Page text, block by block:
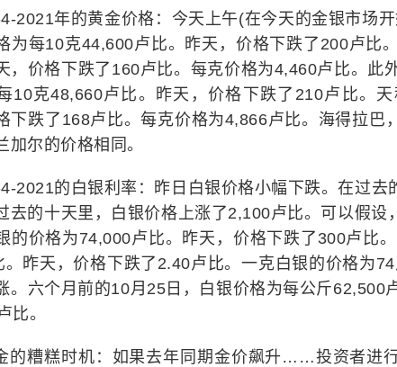
2021年的黄金价格：今天上午(在今天的金银市场
为每10克44,600卢比。昨天，价格下跌了200卢比
，价格下跌了160卢比。每克价格为4,460卢比。此
10克48,660卢比。昨天，价格下跌了210卢比。
下跌了168卢比。每克价格为4,866卢比。海得拉巴
加尔的价格相同。
2021的白银利率：昨日白银价格小幅下跌。在过
去的十天里，白银价格上涨了2,100卢比。可以假
的价格为74,000卢比。昨天，价格下跌了300卢比
。昨天，价格下跌了2.40卢比。一克白银的价格为
。六个月前的10月25日，白银价格为每公斤62,500
比。
的糟糕时机：如果去年同期金价飙升……投资者进